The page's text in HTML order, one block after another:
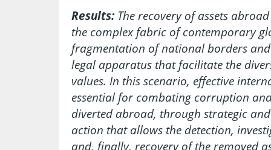
Results: The recovery of assets
the complex fabric of contemporary
fragmentation of national borders
legal apparatus that facilitate the
values. In this scenario, effective
essential for combating corruption
diverted abroad, through strategic
action that allows the detection,
and, finally, recovery of the removed